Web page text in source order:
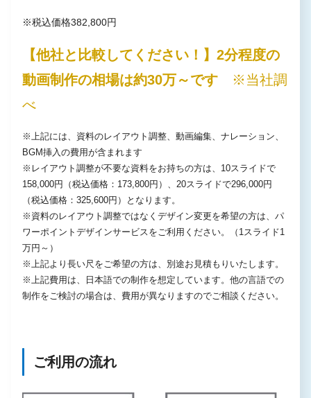
※税込価格382,800円
【他社と比較してください！】2分程度の
動画制作の相場は約30万～です ※当社調
べ
※上記には、資料のレイアウト調整、動画編集、ナレーション、
BGM挿入の費用が含まれます
※レイアウト調整が不要な資料をお持ちの方は、10スライドで
158,000円（税込価格：173,800円）、20スライドで296,000円
（税込価格：325,600円）となります。
※資料のレイアウト調整ではなくデザイン変更を希望の方は、パ
ワーポイントデザインサービスをご利用ください。（1スライド1
万円～）
※上記より長い尺をご希望の方は、別途お見積もりいたします。
※上記費用は、日本語での制作を想定しています。他の言語での
制作をご検討の場合は、費用が異なりますのでご相談ください。
ご利用の流れ